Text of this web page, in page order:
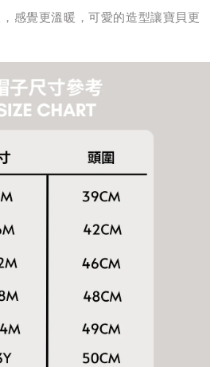
感覺更溫暖，可愛的造型讓寶貝更